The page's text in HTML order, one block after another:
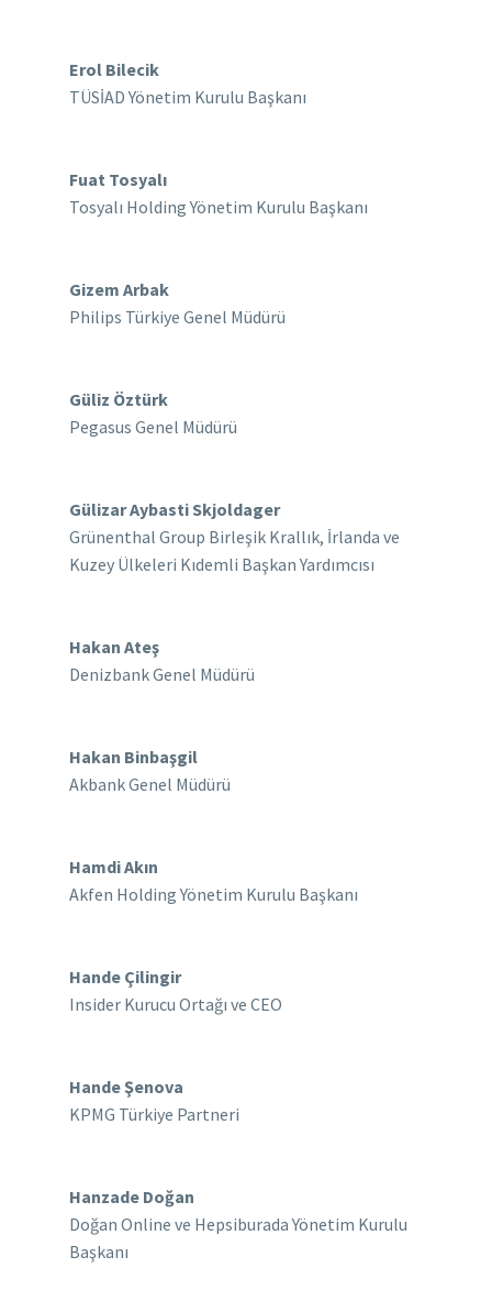
Erol Bilecik
TÜSİAD Yönetim Kurulu Başkanı
Fuat Tosyalı
Tosyalı Holding Yönetim Kurulu Başkanı
Gizem Arbak
Philips Türkiye Genel Müdürü
Güliz Öztürk
Pegasus Genel Müdürü
Gülizar Aybasti Skjoldager
Grünenthal Group Birleşik Krallık, İrlanda ve
Kuzey Ülkeleri Kıdemli Başkan Yardımcısı
Hakan Ateş
Denizbank Genel Müdürü
Hakan Binbaşgil
Akbank Genel Müdürü
Hamdi Akın
Akfen Holding Yönetim Kurulu Başkanı
Hande Çilingir
Insider Kurucu Ortağı ve CEO
Hande Şenova
KPMG Türkiye Partneri
Hanzade Doğan
Doğan Online ve Hepsiburada Yönetim Kurulu
Başkanı